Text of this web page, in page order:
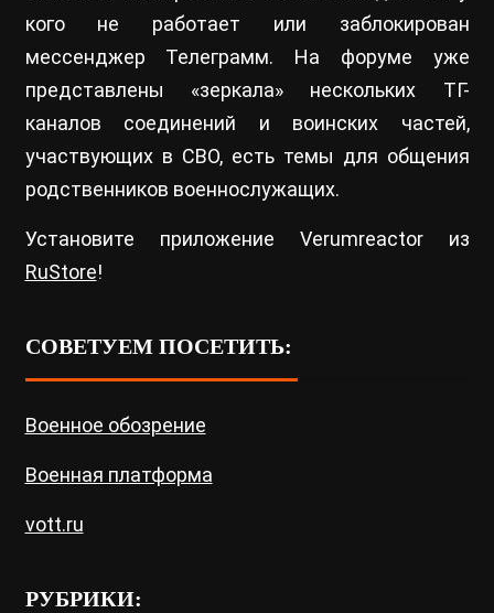
кого не работает или заблокирован
мессенджер Телеграмм. На форуме уже
представлены «зеркала» нескольких ТГ-
каналов соединений и воинских частей,
участвующих в СВО, есть темы для общения
родственников военнослужащих.
Установите приложение Verumreactor из
RuStore!
СОВЕТУЕМ ПОСЕТИТЬ:
Военное обозрение
Военная платформа
vott.ru
РУБРИКИ: